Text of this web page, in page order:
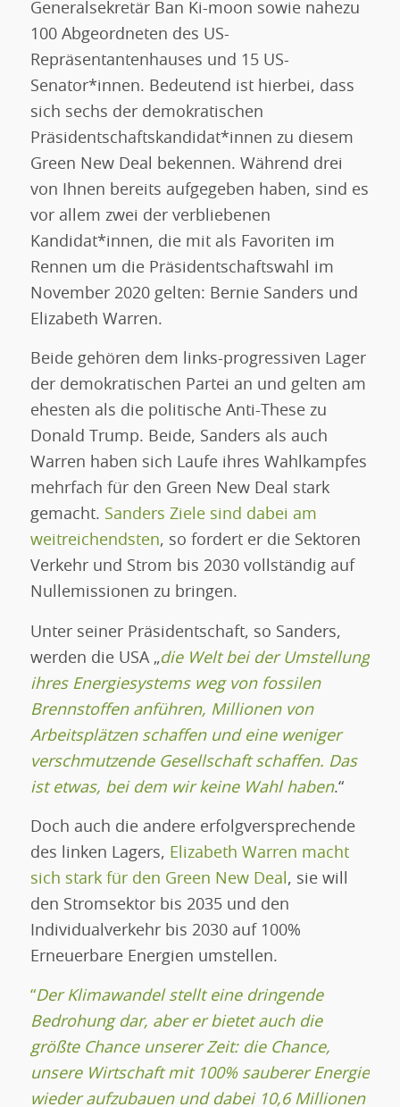
Generalsekretär Ban Ki-moon sowie nahezu
100 Abgeordneten des US-
Repräsentantenhauses und 15 US-
Senator*innen. Bedeutend ist hierbei, dass
sich sechs der demokratischen
Präsidentschaftskandidat*innen zu diesem
Green New Deal bekennen. Während drei
von Ihnen bereits aufgegeben haben, sind es
vor allem zwei der verbliebenen
Kandidat*innen, die mit als Favoriten im
Rennen um die Präsidentschaftswahl im
November 2020 gelten: Bernie Sanders und
Elizabeth Warren.
Beide gehören dem links-progressiven Lager
der demokratischen Partei an und gelten am
ehesten als die politische Anti-These zu
Donald Trump. Beide, Sanders als auch
Warren haben sich Laufe ihres Wahlkampfes
mehrfach für den Green New Deal stark
gemacht. Sanders Ziele sind dabei am
weitreichendsten, so fordert er die Sektoren
Verkehr und Strom bis 2030 vollständig auf
Nullemissionen zu bringen.
Unter seiner Präsidentschaft, so Sanders,
werden die USA „die Welt bei der Umstellung
ihres Energiesystems weg von fossilen
Brennstoffen anführen, Millionen von
Arbeitsplätzen schaffen und eine weniger
verschmutzende Gesellschaft schaffen. Das
ist etwas, bei dem wir keine Wahl haben.“
Doch auch die andere erfolgversprechende
des linken Lagers, Elizabeth Warren macht
sich stark für den Green New Deal , sie will
den Stromsektor bis 2035 und den
Individualverkehr bis 2030 auf 100%
Erneuerbare Energien umstellen.
“Der Klimawandel stellt eine dringende
Bedrohung dar, aber er bietet auch die
größte Chance unserer Zeit: die Chance,
unsere Wirtschaft mit 100% sauberer Energie
wieder aufzubauen und dabei 10,6 Millionen